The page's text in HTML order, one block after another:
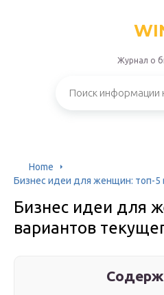
Журнал о
Home
Бизнес идеи для женщин: топ-5
Бизнес идеи для
вариантов